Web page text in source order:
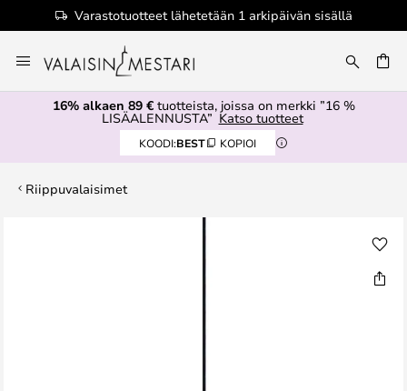
Varastotuotteet lähetetään 1 arkipäivän sisällä
to
Content
16% alkaen 89 €tuotteista, joissa on merkki ”16 %
LISÄALENNUSTA” Katso tuotteet
KOODI:BEST KOPIOI
Riippuvalaisimet